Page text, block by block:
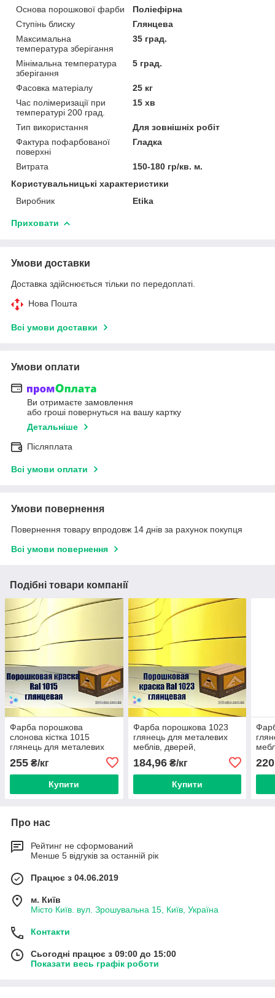
Основа порошкової фарби
Поліефірна
Ступінь блиску
Глянцева
Максимальна
температура зберігання
35 град.
Мінімальна температура
зберігання
5 град.
Фасовка матеріалу
25 кг
Час полімеризації при
температурі 200 град.
15 хв
Тип використання
Для зовнішніх робіт
Фактура пофарбованої
поверхні
Гладка
Витрата
150-180 гр/кв. м.
Користувальницькі характеристики
Виробник
Etika
Приховати
Умови доставки
Доставка здійснюється тільки по передоплаті.
Нова Пошта
Всі умови доставки
Умови оплати
Ви отримаєте замовлення
або гроші повернуться на вашу картку
Детальніше
Післяплата
Всі умови оплати
Умови повернення
Повернення товару впродовж 14 днів за рахунок покупця
Всі умови повернення
Подібні товари компанії
Фарба порошкова
слонова кістка 1015
глянець для металевих
профнастиллов, і
кріплення.
255 ₴/кг
Купити
Фарба порошкова 1023
глянець для металевих
меблів, дверей,
кріплення.
184,96₴/кг
Купити
220
Про нас
Рейтинг не сформований
Менше 5 відгуків за останній рік
Працює з 04.06.2019
м. Київ
Місто Київ. вул. Зрошувальна 15, Київ, Україна
Контакти
Сьогодні працює з 09:00 до 15:00
Показати весь графік роботи